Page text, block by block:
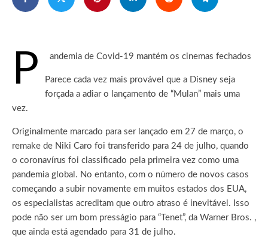
P andemia de Covid-19 mantém os cinemas fechados
Parece cada vez mais provável que a Disney seja
forçada a adiar o lançamento de “Mulan” mais uma
vez.
Originalmente marcado para ser lançado em 27 de março, o
remake de Niki Caro foi transferido para 24 de julho, quando
o coronavírus foi classificado pela primeira vez como uma
pandemia global. No entanto, com o número de novos casos
começando a subir novamente em muitos estados dos EUA,
os especialistas acreditam que outro atraso é inevitável. Isso
pode não ser um bom presságio para “Tenet”, da Warner Bros. ,
que ainda está agendado para 31 de julho.